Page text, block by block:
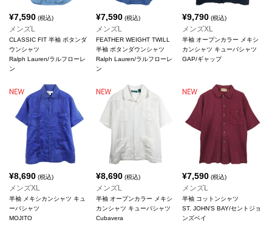
¥7,590 (税込)
メンズL
CLASSIC FIT 半袖 ボタンダ
ウンシャツ
Ralph Lauren/ラルフローレ
ン
¥7,590(税込)
メンズL
FEATHER WEIGHT TWILL
半袖 ボタンダウンシャツ
Ralph Lauren/ラルフローレ
ン
¥9,790 (税込)
メンズXL
半袖 オープンカラー メキシ
カンシャツ キューバシャツ
GAP/ギャップ
¥8,690 (税込)
メンズXL
半袖 メキシカンシャツ キュ
ーバシャツ
MOJITO
¥8,690(税込)
メンズL
半袖 オープンカラー メキシ
カンシャツ キューバシャツ
Cubavera
¥7,590 (税込)
メンズL
半袖 コットンシャツ
ST. JOHN'S BAY/セントジョ
ンズベイ